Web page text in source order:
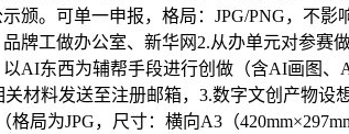
颁。可单一申报，格局：JPG/PNG，不
牌工做办公室、新华网2.从办单元对参
AI东西为辅帮手段进行创做（含AI画图
关材料发送至注册邮箱，3.数字文创产物
格局为JPG，尺寸：横向A3（